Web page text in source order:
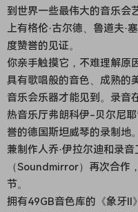
到世界一些最伟大的音乐会
上有格伦·古尔德、鲁道夫·
度赞誉的见证。
你亲手触摸它，不难理解原
具有歌唱般的音色、成熟的
音乐会乐器才能见到。录音
热音乐厅弗朗科伊-贝尔尼
誉的德国斯坦威琴的录制地
兼制作人乔·伊拉尔迪和录
（Soundmirror）再次合作
节。
拥有49GB音色库的《象牙II